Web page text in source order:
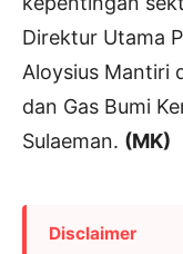
Direktur Utama
Aloysius Mantiri
dan Gas Bumi
Sulaeman. (MK)
Disclaimer